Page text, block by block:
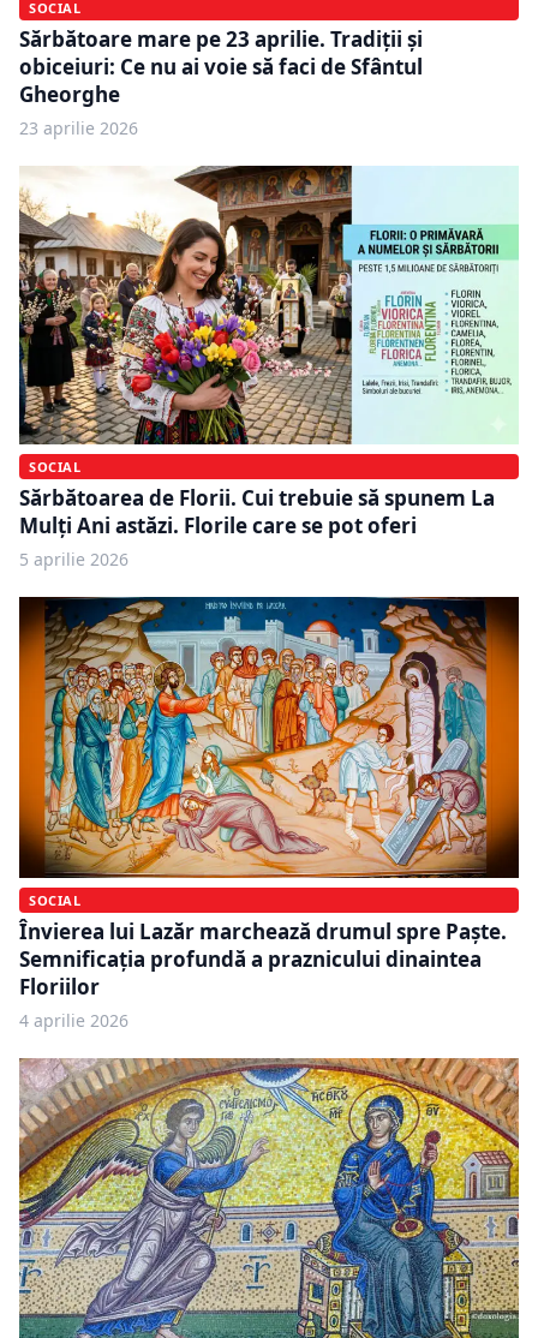
SOCIAL
Sărbătoare mare pe 23 aprilie. Tradiții și
obiceiuri: Ce nu ai voie să faci de Sfântul
Gheorghe
23 aprilie 2026
SOCIAL
Sărbătoarea de Florii. Cui trebuie să spunem La
Mulți Ani astăzi. Florile care se pot oferi
5 aprilie 2026
SOCIAL
Învierea lui Lazăr marchează drumul spre Paște.
Semnificația profundă a praznicului dinaintea
Floriilor
4 aprilie 2026